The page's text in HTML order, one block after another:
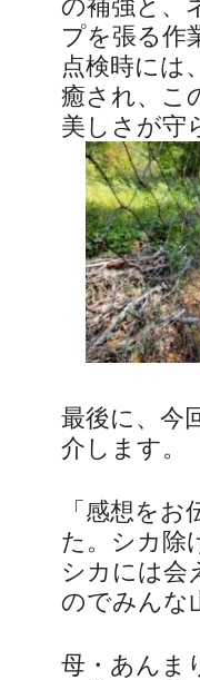
の補強と、
プを張る作
点検時には
癒され、こ
美しさが守
最後に、今
介します。
「感想を
た。シカ除
シカには会
のでみんな
母・あんま